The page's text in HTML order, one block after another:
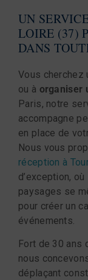
UN
LOIRE (37)
DANS
Vous cherchez
ou à organiser
Paris, notre
accompagne
en place de
Nous vous
réception à
d’exception,
paysages se
pour créer un
événements.
Fort de 30 ans
nous
déplaçant